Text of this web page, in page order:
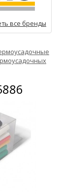
все бренды